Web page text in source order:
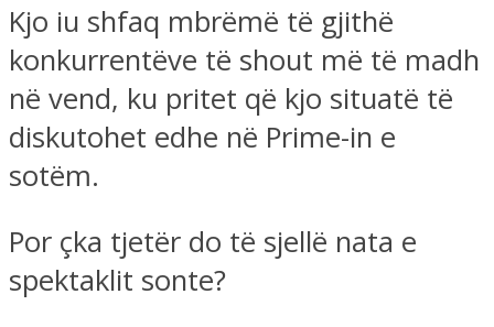
Kjo iu shfaq mbrëmë të gjithë
konkurrentëve të shout më të madh
në vend, ku pritet që kjo situatë të
diskutohet edhe në Prime-in e
sotëm.
Por çka tjetër do të sjellë nata e
spektaklit sonte?